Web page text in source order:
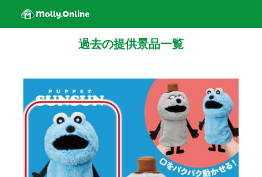
過去の提供景品一覧